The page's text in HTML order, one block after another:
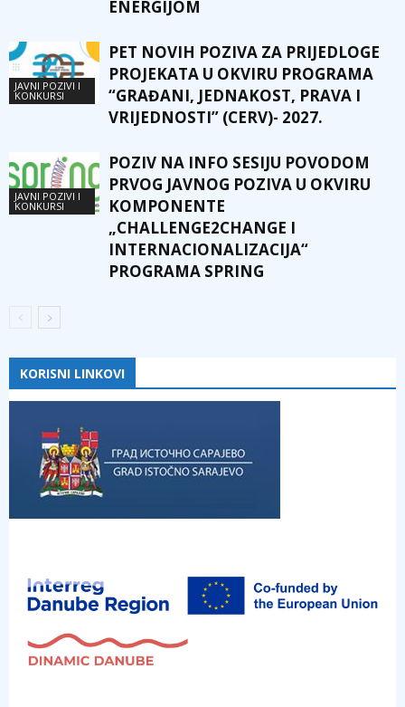
ENERGIJOM
JAVNI POZIVI I
KONKURSI
PET NOVIH POZIVA ZA PRIJEDLOGE
PROJEKATA U OKVIRU PROGRAMA
“GRAĐANI, JEDNAKOST, PRAVA I
VRIJEDNOSTI” (CERV)- 2027.
JAVNI POZIVI I
KONKURSI
POZIV NA INFO SESIJU POVODOM
PRVOG JAVNOG POZIVA U OKVIRU
KOMPONENTE
„CHALLENGE2CHANGE I
INTERNACIONALIZACIJA“
PROGRAMA SPRING
KORISNI LINKOVI